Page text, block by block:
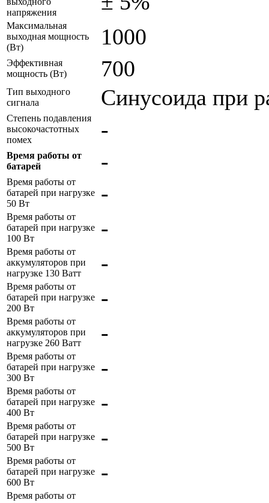
напряжения
Максимальная
выходная мощность
(Вт)
1000
Эффективная
мощность (Вт)
700
Тип выходного
сигнала
Синусоида при
Степень подавления
высокочастотных
помех
-
Время работы от
батарей
-
Время работы от
батарей при нагрузке
50 Вт
-
Время работы от
батарей при нагрузке
100 Вт
-
Время работы от
аккумуляторов при
нагрузке 130 Ватт
-
Время работы от
батарей при нагрузке
200 Вт
-
Время работы от
аккумуляторов при
нагрузке 260 Ватт
-
Время работы от
батарей при нагрузке
300 Вт
-
Время работы от
батарей при нагрузке
400 Вт
-
Время работы от
батарей при нагрузке
500 Вт
-
Время работы от
батарей при нагрузке
600 Вт
-
Время работы от